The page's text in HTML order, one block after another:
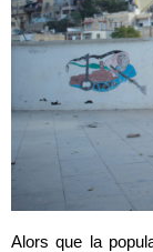
Alors que la